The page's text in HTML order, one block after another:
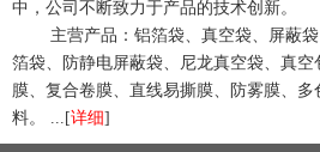
中，公司不断致力于产品的技术创新。
主营产品：铝箔袋、真空袋、屏蔽袋
箔袋、防静电屏蔽袋、尼龙真空袋、真空
膜、复合卷膜、直线易撕膜、防雾膜、
料。 ...[详细]